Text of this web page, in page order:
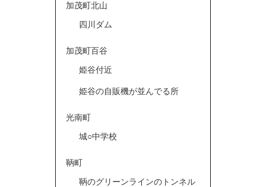
加茂町北山
四川ダム
加茂町百谷
姫谷付近
姫谷の自販機が並んでる所
光南町
城○中学校
鞆町
鞆のグリーンラインのトンネル